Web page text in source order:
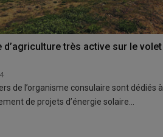
d’agriculture très active sur le volet
de l’organisme consulaire sont dédiés à
de projets d’énergie solaire…